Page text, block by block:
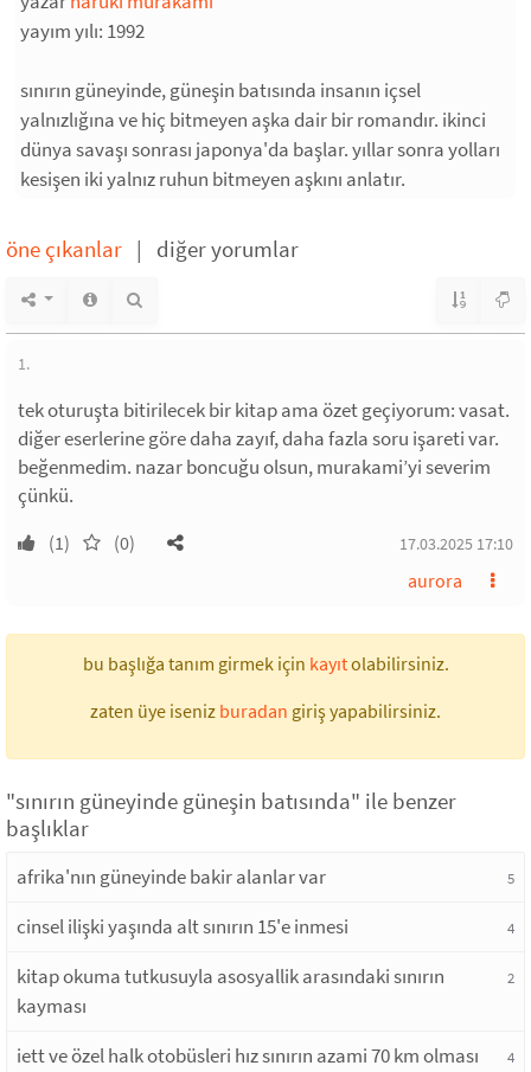
yayım yılı: 1992
sınırın güneyinde, güneşin batısında insanın içsel
yalnızlığına ve hiç bitmeyen aşka dair bir romandır. ikinci
dünya savaşı sonrası japonya'da başlar. yıllar sonra yolları
kesişen iki yalnız ruhun bitmeyen aşkını anlatır.
öne çıkanlar | diğer yorumlar
1.
tek oturuşta bitirilecek bir kitap ama özet geçiyorum: vasat.
diğer eserlerine göre daha zayıf, daha fazla soru işareti var.
beğenmedim. nazar boncuğu olsun, murakami’yi severim
çünkü.
(1) (0) 17.03.2025 17:10
aurora
bu başlığa tanım girmek için kayıtolabilirsiniz.
zaten üye iseniz buradan giriş yapabilirsiniz.
"sınırın güneyinde güneşin batısında" ile benzer
başlıklar
afrika'nın güneyinde bakir alanlar var 5
cinsel ilişki yaşında alt sınırın 15'e inmesi 4
kitap okuma tutkusuyla asosyallik arasındaki sınırın
kayması
2
iett ve özel halk otobüsleri hız sınırın azami 70 km olması 4